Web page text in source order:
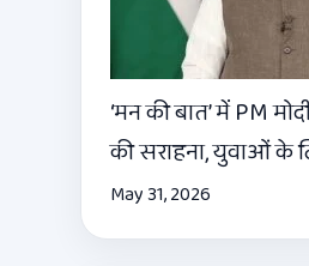
‘मन की बात’ में PM
की सराहना, युवाओं के
May 31, 2026